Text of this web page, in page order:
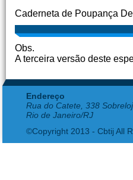
Caderneta de Poupança
Obs.
A terceira versão deste
Endereço
Rua do Catete, 338
Rio de Janeiro/RJ
©Copyright 2013 - Cbtij All